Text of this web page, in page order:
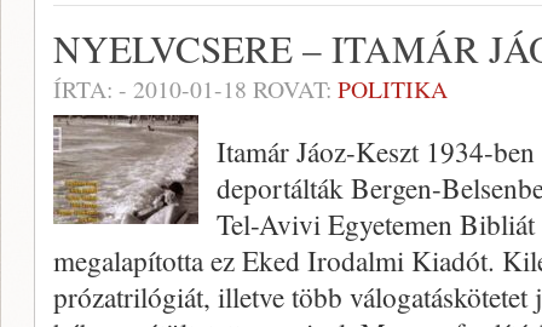
NYELVCSERE – ITAMÁR
ÍRTA: - 2010-01-18 ROVAT: POLITIKA
Itamár Jáoz-Keszt 1934-
deportálták Bergen-
Tel-Avivi Egyetemen
megalapította ez Eked Irodalmi Kiadót.
prózatrilógiát, illetve több válogatáskötetet